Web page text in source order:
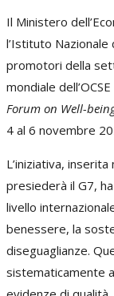
Il Ministero
l’Istituto Nazionale
promotori della
mondiale
Forum on Well-
4 al 6 novembre
L’iniziativa, inserita
presiederà il G7,
livello
benessere, la
diseguaglianze.
sistematicamente